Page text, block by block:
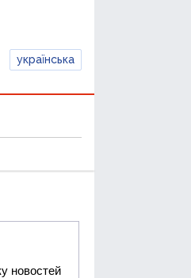
українська
новостей